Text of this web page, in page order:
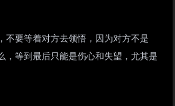
不要等着对方去领悟，因为对方不是
，等到最后只能是伤心和失望，尤其是